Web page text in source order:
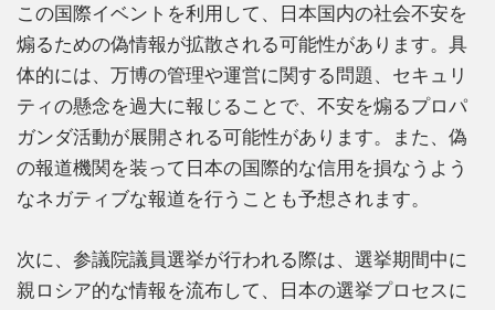
この国際イベントを利用して、日本国内の社会不安を
煽るための偽情報が拡散される可能性があります。具
体的には、万博の管理や運営に関する問題、セキュリ
ティの懸念を過大に報じることで、不安を煽るプロパ
ガンダ活動が展開される可能性があります。また、偽
の報道機関を装って日本の国際的な信用を損なうよう
なネガティブな報道を行うことも予想されます。
次に、参議院議員選挙が行われる際は、選挙期間中に
親ロシア的な情報を流布して、日本の選挙プロセスに